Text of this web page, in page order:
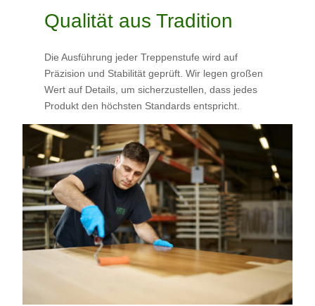
Qualität aus Tradition
Die Ausführung jeder Treppenstufe wird auf
Präzision und Stabilität geprüft. Wir legen großen
Wert auf Details, um sicherzustellen, dass jedes
Produkt den höchsten Standards entspricht.